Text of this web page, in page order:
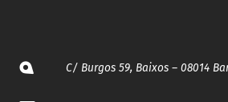
C/ Burgos 59, Baixos – 08014